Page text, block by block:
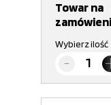
Towar na
Wybierz ilość